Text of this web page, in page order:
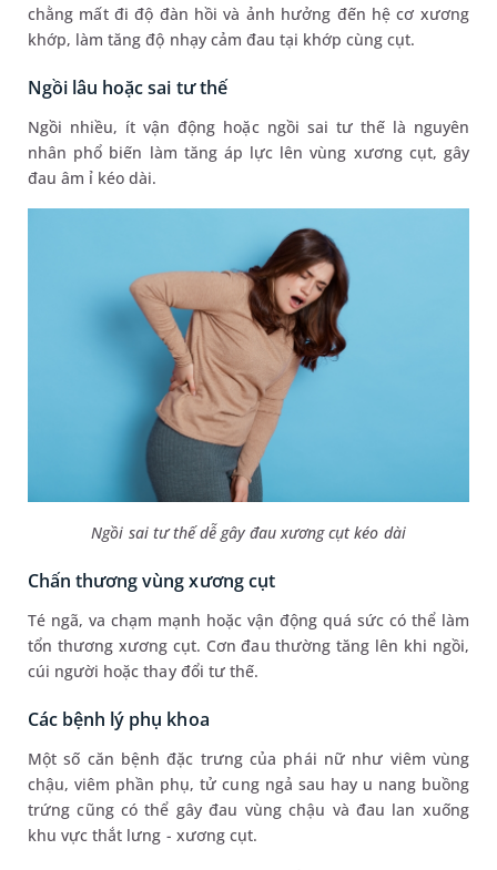
chằng mất đi độ đàn hồi và ảnh hưởng đến hệ cơ xương
khớp, làm tăng độ nhạy cảm đau tại khớp cùng cụt.
Ngồi lâu hoặc sai tư thế
Ngồi nhiều, ít vận động hoặc ngồi sai tư thế là nguyên
nhân phổ biến làm tăng áp lực lên vùng xương cụt, gây
đau âm ỉ kéo dài.
Ngồi sai tư thế dễ gây đau xương cụt kéo dài
Chấn thương vùng xương cụt
Té ngã, va chạm mạnh hoặc vận động quá sức có thể làm
tổn thương xương cụt. Cơn đau thường tăng lên khi ngồi,
cúi người hoặc thay đổi tư thế.
Các bệnh lý phụ khoa
Một số căn bệnh đặc trưng của phái nữ như viêm vùng
chậu, viêm phần phụ, tử cung ngả sau hay u nang buồng
trứng cũng có thể gây đau vùng chậu và đau lan xuống
khu vực thắt lưng - xương cụt.